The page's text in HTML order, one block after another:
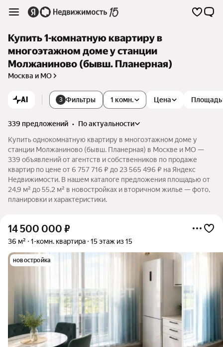
Купить 1-комнатную квартиру в
многоэтажном доме у станции
Молжаниново (бывш. Планерная)
Москва и МО
AI 3 Фильтры 1 комн. Цена Площадь
339 предложений •
по актуальности
Купить однокомнатную квартиру в многоэтажном доме у
станции Молжаниново (бывш. Планерная) в Москве и МО —
339 объявлений от агентств и собственников по продаже
квартир по цене от 6 757 716 ₽ до 23 565 496 ₽ на Яндекс
Недвижимости. В нашем каталоге предложения площадью от
24,9 м² до 55,2 м² в новостройках и вторичном жилье — фото,
планировки и характеристики.
14 500 000 ₽
36 м² 1-комн. квартира 15 этаж из 15
новостройка